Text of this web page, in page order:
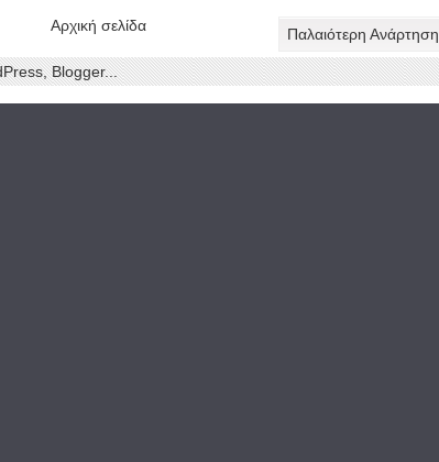
Παλαιότερη Ανάρτηση
Αρχική σελίδα